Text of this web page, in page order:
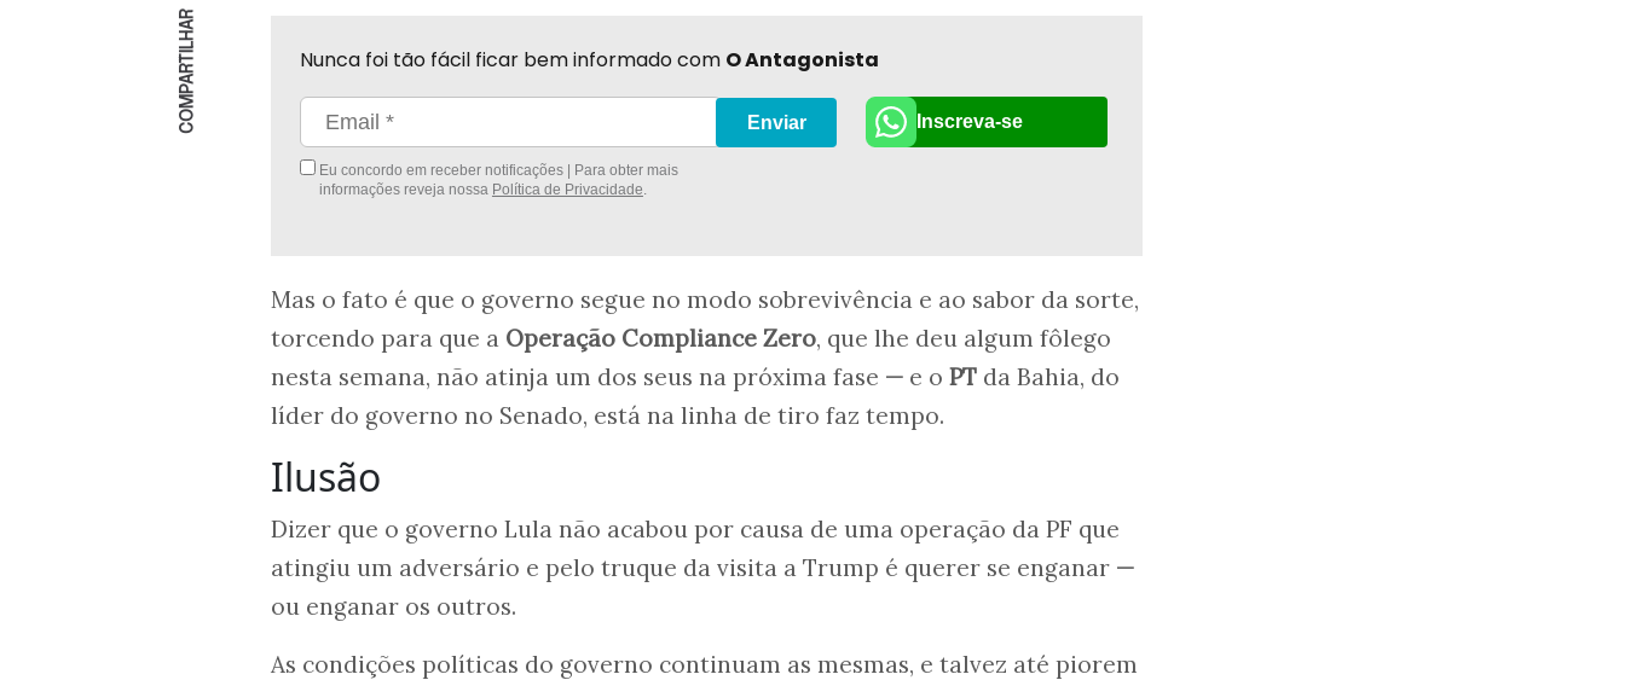
COMPARTILHAR Nunca foi tão fácil ficar bem informado com O Antagonista
Eu concordo em receber notificações | Para obter mais
informações reveja nossa Política de Privacidade.
Enviar Inscreva-se
Mas o fato é que o governo segue no modo sobrevivência e ao sabor da sorte,
torcendo para que a Operação Compliance Zero, que lhe deu algum fôlego
nesta semana, não atinja um dos seus na próxima fase — e o PT da Bahia, do
líder do governo no Senado, está na linha de tiro faz tempo.
Ilusão
Dizer que o governo Lula não acabou por causa de uma operação da PF que
atingiu um adversário e pelo truque da visita a Trump é querer se enganar —
ou enganar os outros.
As condições políticas do governo continuam as mesmas, e talvez até piorem